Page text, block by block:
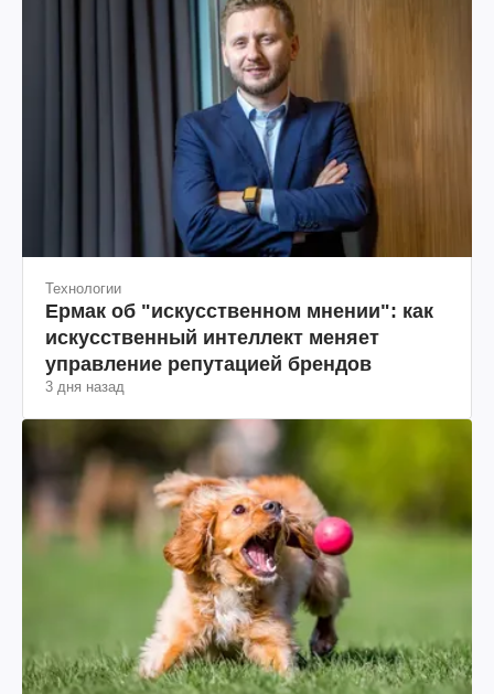
Технологии
Ермак об "искусственном мнении": как
искусственный интеллект меняет
управление репутацией брендов
3 дня назад